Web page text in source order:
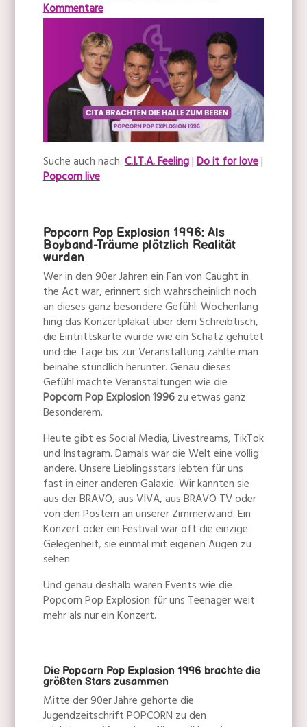
Kommentare
Suche auch nach:C.I.T.A. Feeling|Do it for love|
Popcorn live
Popcorn Pop Explosion 1996: Als
Boyband-Träume plötzlich Realität
wurden
Wer in den 90er Jahren ein Fan von Caught in
the Act war, erinnert sich wahrscheinlich noch
an dieses ganz besondere Gefühl: Wochenlang
hing das Konzertplakat über dem Schreibtisch,
die Eintrittskarte wurde wie ein Schatz gehütet
und die Tage bis zur Veranstaltung zählte man
beinahe stündlich herunter. Genau dieses
Gefühl machte Veranstaltungen wie die
Popcorn Pop Explosion 1996zu etwas ganz
Besonderem.
Heute gibt es Social Media, Livestreams, TikTok
und Instagram. Damals war die Welt eine völlig
andere. Unsere Lieblingsstars lebten für uns
fast in einer anderen Galaxie. Wir kannten sie
aus der BRAVO, aus VIVA, aus BRAVO TV oder
von den Postern an unserer Zimmerwand. Ein
Konzert oder ein Festival war oft die einzige
Gelegenheit, sie einmal mit eigenen Augen zu
sehen.
Und genau deshalb waren Events wie die
Popcorn Pop Explosion für uns Teenager weit
mehr als nur ein Konzert.
Die Popcorn Pop Explosion 1996 brachte die
größten Stars zusammen
Mitte der 90er Jahre gehörte die
Jugendzeitschrift POPCORN zu den